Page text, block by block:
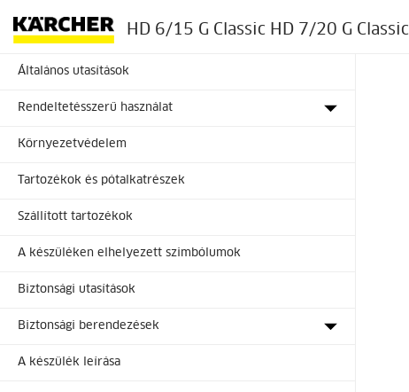
HD 6/15 G Classic HD 7/20 G Classic
Általános utasítások
Rendeltetésszerű használat
Környezetvédelem
Tartozékok és pótalkatrészek
Szállított tartozékok
A készüléken elhelyezett szimbólumok
Biztonsági utasítások
Biztonsági berendezések
A készülék leírása